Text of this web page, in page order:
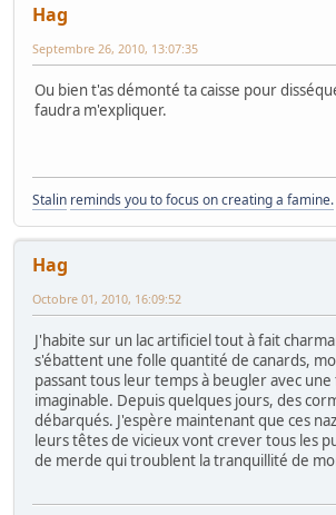
Hag
Septembre 26, 2010, 13:07:35
Ou bien t'as démonté ta caisse pour
faudra m'expliquer.
Stalin reminds you to focus on creating a famine.
Hag
Octobre 01, 2010, 16:09:52
J'habite sur un lac artificiel tout à fait
s'ébattent une folle quantité de canards,
passant tous leur temps à beugler avec
imaginable. Depuis quelques jours, des
débarqués. J'espère maintenant que ces
leurs têtes de vicieux vont crever tous les
de merde qui troublent la tranquillité de